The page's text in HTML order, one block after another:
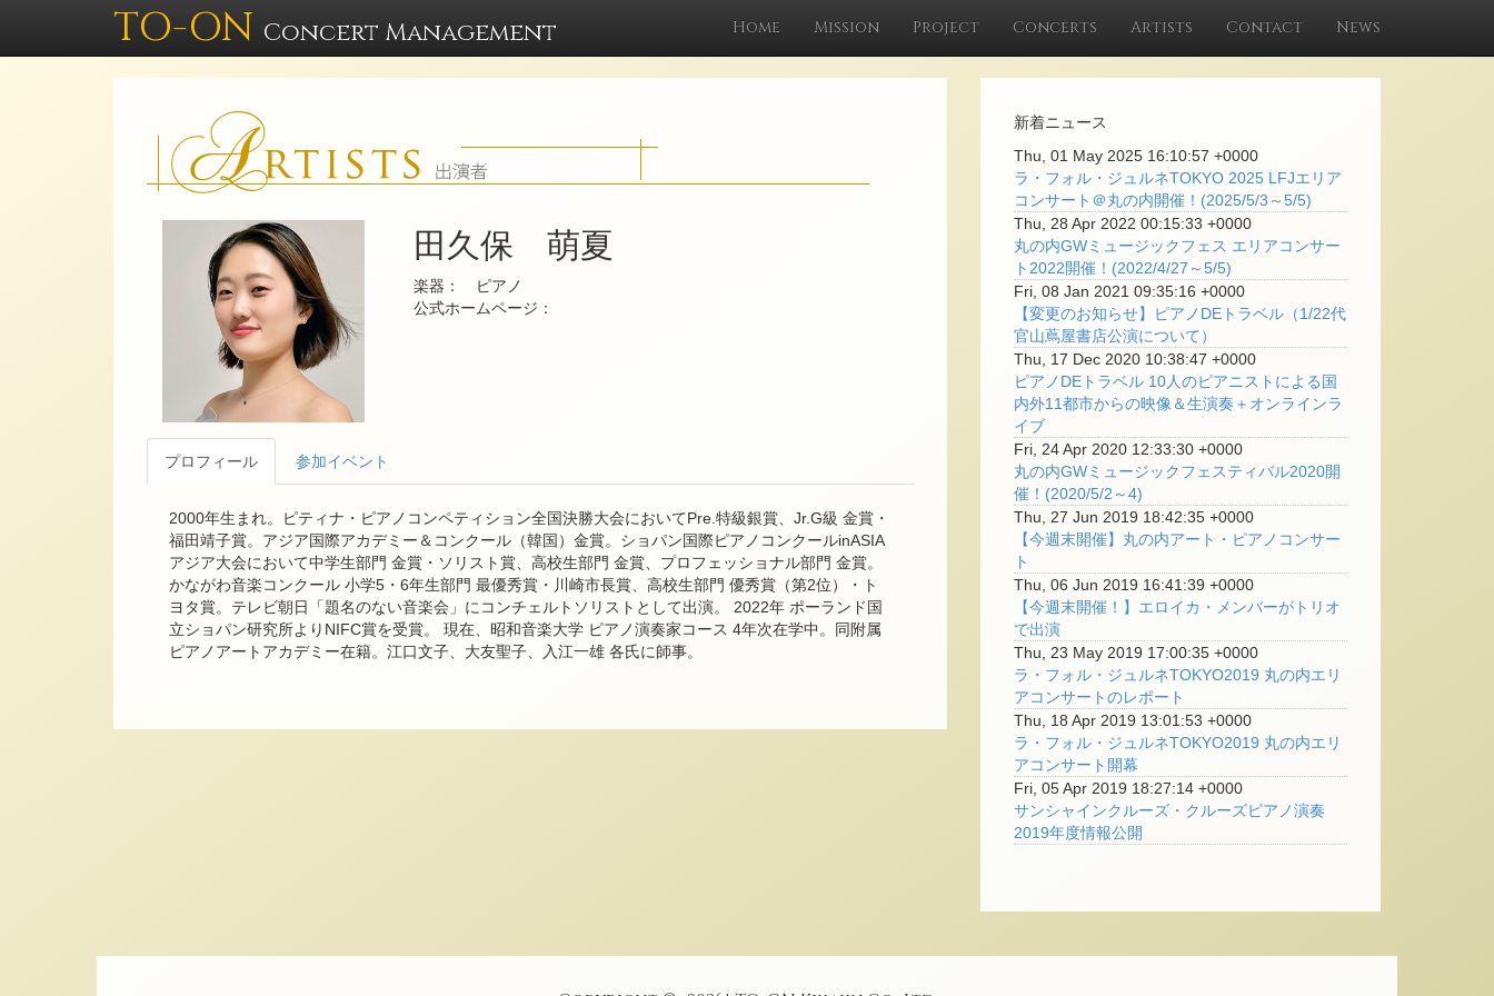
TO-ON Concert Management Home Mission Project Concerts Artists Contact News
田久保 萌夏
楽器： ピアノ
公式ホームページ：
プロフィール 参加イベント
2000年生まれ。ピティナ・ピアノコンペティション全国決勝大会においてPre.特級銀賞、Jr.G級 金賞・
福田靖子賞。アジア国際アカデミー＆コンクール（韓国）金賞。ショパン国際ピアノコンクールinASIA
アジア大会において中学生部門 金賞・ソリスト賞、高校生部門 金賞、プロフェッショナル部門 金賞。
かながわ音楽コンクール 小学5・6年生部門 最優秀賞・川崎市長賞、高校生部門 優秀賞（第2位）・ト
ヨタ賞。テレビ朝日「題名のない音楽会」にコンチェルトソリストとして出演。 2022年 ポーランド国
立ショパン研究所よりNIFC賞を受賞。 現在、昭和音楽大学 ピアノ演奏家コース 4年次在学中。同附属
ピアノアートアカデミー在籍。江口文子、大友聖子、入江一雄 各氏に師事。
新着ニュース
Thu, 01 May 2025 16:10:57 +0000
ラ・フォル・ジュルネTOKYO 2025 LFJエリア
コンサート＠丸の内開催！(2025/5/3～5/5)
Thu, 28 Apr 2022 00:15:33 +0000
丸の内GWミュージックフェス エリアコンサー
ト2022開催！(2022/4/27～5/5)
Fri, 08 Jan 2021 09:35:16 +0000
【変更のお知らせ】ピアノDEトラベル（1/22代
官山蔦屋書店公演について）
Thu, 17 Dec 2020 10:38:47 +0000
ピアノDEトラベル 10人のピアニストによる国
内外11都市からの映像＆生演奏＋オンラインラ
イブ
Fri, 24 Apr 2020 12:33:30 +0000
丸の内GWミュージックフェスティバル2020開
催！(2020/5/2～4)
Thu, 27 Jun 2019 18:42:35 +0000
【今週末開催】丸の内アート・ピアノコンサー
ト
Thu, 06 Jun 2019 16:41:39 +0000
【今週末開催！】エロイカ・メンバーがトリオ
で出演
Thu, 23 May 2019 17:00:35 +0000
ラ・フォル・ジュルネTOKYO2019 丸の内エリ
アコンサートのレポート
Thu, 18 Apr 2019 13:01:53 +0000
ラ・フォル・ジュルネTOKYO2019 丸の内エリ
アコンサート開幕
Fri, 05 Apr 2019 18:27:14 +0000
サンシャインクルーズ・クルーズピアノ演奏
2019年度情報公開